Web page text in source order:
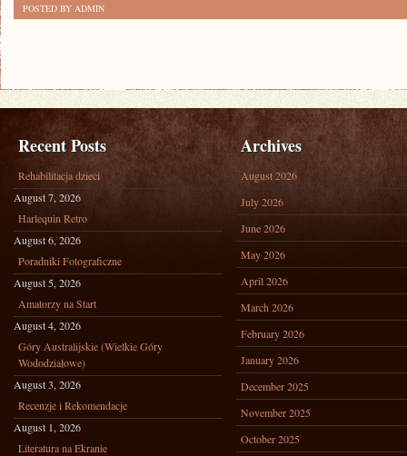
POSTED BY ADMIN
Recent Posts
Rehabilitacja dzieci
August 7, 2026
Harlequin Retro
August 6, 2026
Poradniki Fotograficzne
August 5, 2026
Amatorzy na Start
August 4, 2026
Góry Australijskie (Wielkie Góry
Wododziałowe)
August 3, 2026
Recenzje i Rekomendacje
August 1, 2026
Literatura na Ekranie
Archives
August 2026
July 2026
June 2026
May 2026
April 2026
March 2026
February 2026
January 2026
December 2025
November 2025
October 2025